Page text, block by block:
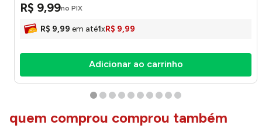
R$ 9,99no PIX
R$ 9,99 em até1xR$ 9,99
Adicionar ao carrinho
quem comprou comprou também